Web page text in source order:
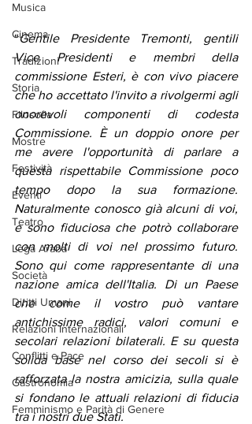
Musica
Cinema
Tradizioni
Storia
Filosofia
Mostre
Festività
Eventi
Teatro
Lega Araba
Società
Diritti Umani
Relazioni Internazionali
Conflitti e Pace
Gastronomia
Femminismo e Parità di Genere
“Gentile Presidente Tremonti, gentili
Vice Presidenti e membri della
commissione Esteri, è con vivo piacere
che ho accettato l'invito a rivolgermi agli
onorevoli componenti di codesta
Commissione. È un doppio onore per
me avere l'opportunità di parlare a
questa rispettabile Commissione poco
tempo dopo la sua formazione.
Naturalmente conosco già alcuni di voi,
e sono fiduciosa che potrò collaborare
con molti di voi nel prossimo futuro.
Sono qui come rappresentante di una
nazione amica dell'Italia. Di un Paese
che come il vostro può vantare
antichissime radici, valori comuni e
secolari relazioni bilaterali. E su questa
solida base nel corso dei secoli si è
rafforzata la nostra amicizia, sulla quale
si fondano le attuali relazioni di fiducia
tra i nostri due Stati.